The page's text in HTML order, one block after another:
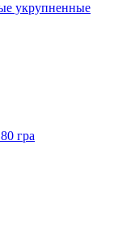
укрупненные
гра